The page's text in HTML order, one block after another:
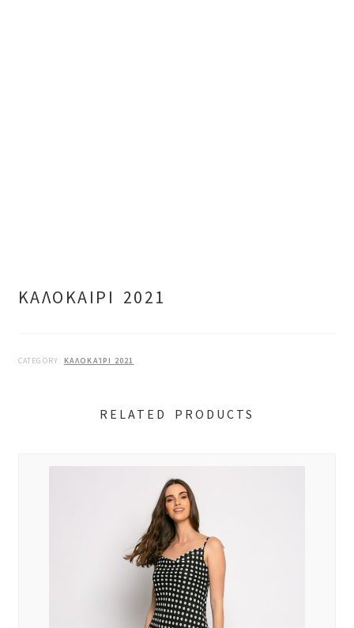
ΚΑΛΟΚΑΙΡΙ 2021
CATEGORY: ΚΑΛΟΚΑΊΡΙ 2021
RELATED PRODUCTS